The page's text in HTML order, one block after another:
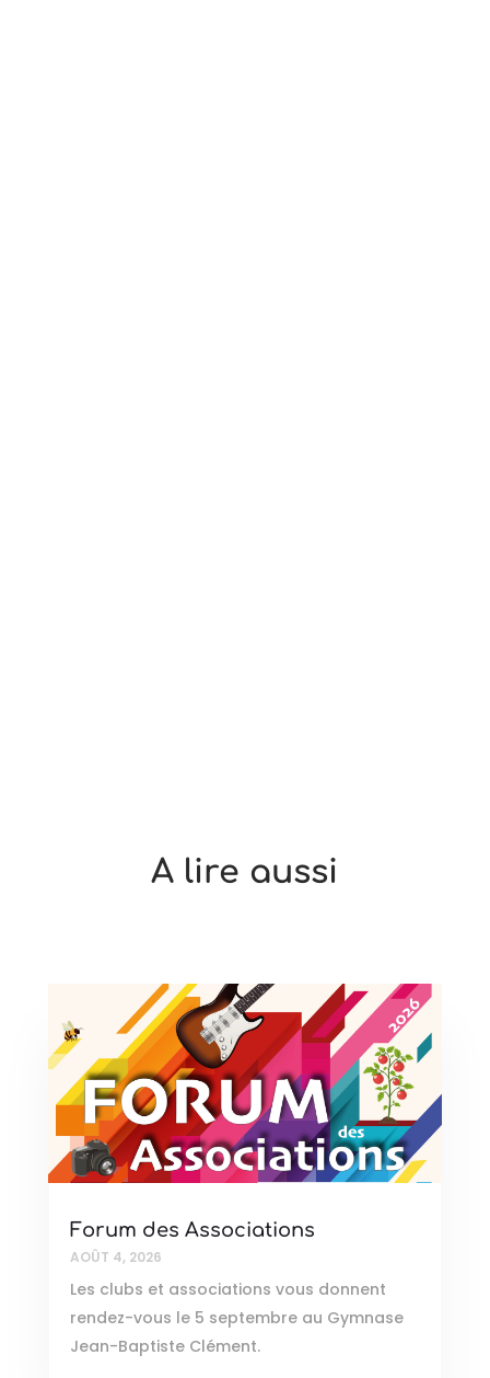
A lire aussi
Forum des Associations
AOÛT 4, 2026
Les clubs et associations vous donnent
rendez-vous le 5 septembre au Gymnase
Jean-Baptiste Clément.